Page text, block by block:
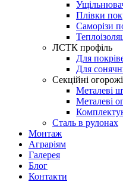
Плівки
Саморізи
ЛСТК профіль
Для
Для
Секційні огорожі
Металеві
Металеві
Сталь в рулонах
Монтаж
Аграріям
Галерея
Блог
Контакти